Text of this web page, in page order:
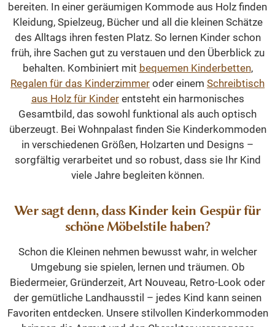
bereiten. In einer geräumigen Kommode aus Holz finden
Kleidung, Spielzeug, Bücher und all die kleinen Schätze
des Alltags ihren festen Platz. So lernen Kinder schon
früh, ihre Sachen gut zu verstauen und den Überblick zu
behalten. Kombiniert mit bequemen Kinderbetten,
Regalen für das Kinderzimmer oder einem Schreibtisch
aus Holz für Kinderentsteht ein harmonisches
Gesamtbild, das sowohl funktional als auch optisch
überzeugt. Bei Wohnpalast finden Sie Kinderkommoden
in verschiedenen Größen, Holzarten und Designs –
sorgfältig verarbeitet und so robust, dass sie Ihr Kind
viele Jahre begleiten können.
Wer sagt denn, dass Kinder kein Gespür für
schöne Möbelstile haben?
Schon die Kleinen nehmen bewusst wahr, in welcher
Umgebung sie spielen, lernen und träumen. Ob
Biedermeier, Gründerzeit, Art Nouveau, Retro-Look oder
der gemütliche Landhausstil – jedes Kind kann seinen
Favoriten entdecken. Unsere stilvollen Kinderkommoden